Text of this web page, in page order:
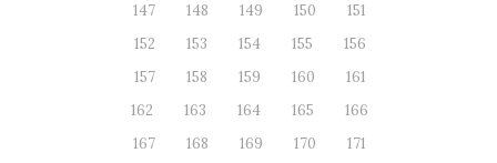
147
148 149 150
151
152
153 154 155
156
157
158 159 160
161
162
163 164 165
166
167
168 169 170
171